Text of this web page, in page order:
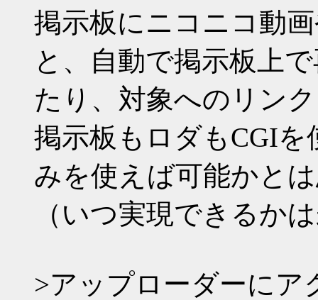
掲示板にニコニコ動
と、自動で掲示板上
たり、対象へのリン
掲示板もロダもCGI
みを使えば可能かと
（いつ実現できるか
>アップローダーにア